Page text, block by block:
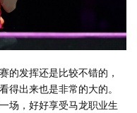
的发挥还是比较不错的，
得出来也是非常的大的。
场，好好享受马龙职业生